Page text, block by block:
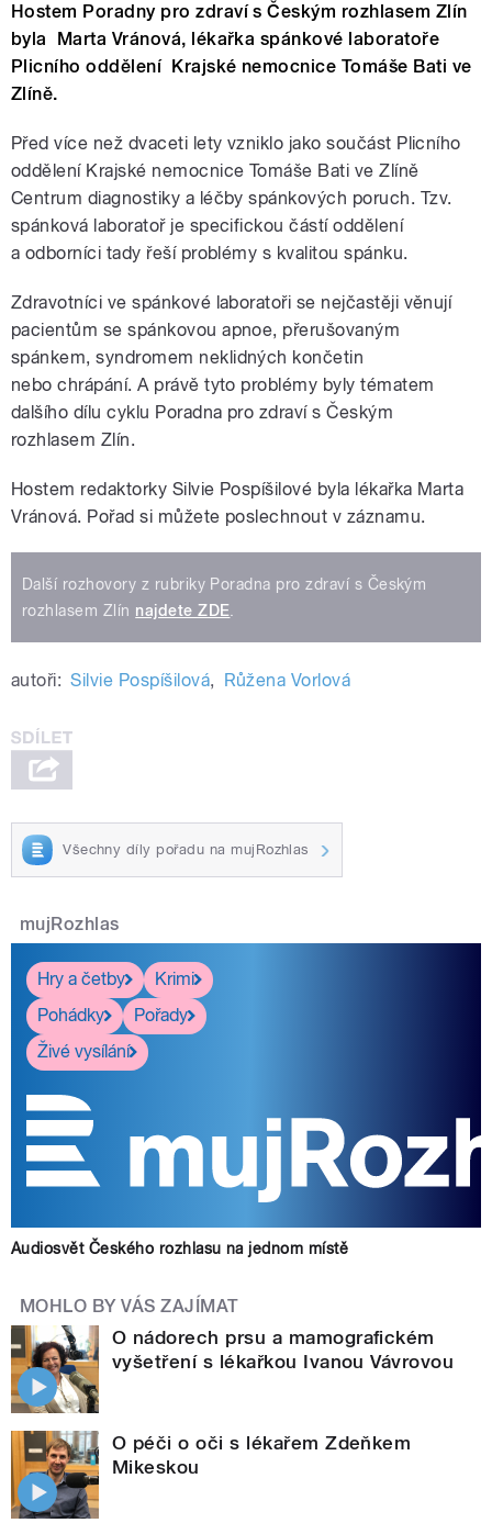
Hostem Poradny pro zdraví s Českým rozhlasem Zlín
byla Marta Vránová, lékařka spánkové laboratoře
Plicního oddělení Krajské nemocnice Tomáše Bati ve
Zlíně.
Před více než dvaceti lety vzniklo jako součást Plicního
oddělení Krajské nemocnice Tomáše Bati ve Zlíně
Centrum diagnostiky a léčby spánkových poruch. Tzv.
spánková laboratoř je specifickou částí oddělení
a odborníci tady řeší problémy s kvalitou spánku.
Zdravotníci ve spánkové laboratoři se nejčastěji věnují
pacientům se spánkovou apnoe, přerušovaným
spánkem, syndromem neklidných končetin
nebo chrápání. A právě tyto problémy byly tématem
dalšího dílu cyklu Poradna pro zdraví s Českým
rozhlasem Zlín.
Hostem redaktorky Silvie Pospíšilové byla lékařka Marta
Vránová. Pořad si můžete poslechnout v záznamu.
Další rozhovory z rubriky Poradna pro zdraví s Českým
rozhlasem Zlín najdete ZDE
autoři: Silvie Pospíšilová, Růžena Vorlová
Všechny díly pořadu na mujRozhlas
mujRozhlas
Hry a četby
Krimi
Pohádky
Pořady
Živé vysílání
Audiosvět Českého rozhlasu na jednom místě
MOHLO BY VÁS ZAJÍMAT
O nádorech prsu a mamografickém
vyšetření s lékařkou Ivanou Vávrovou
O péči o oči s lékařem Zdeňkem
Mikeskou